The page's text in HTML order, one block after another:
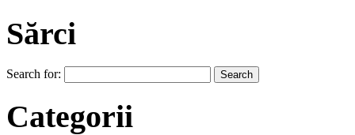
Sărci
Search for:
Categorii